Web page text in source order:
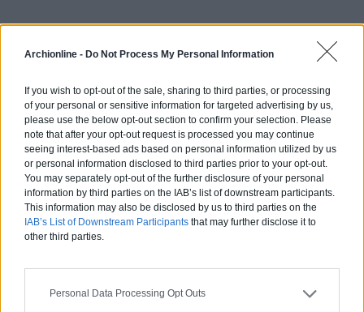
Archionline - Do Not Process My Personal Information
If you wish to opt-out of the sale, sharing to third parties, or processing
of your personal or sensitive information for targeted advertising by us,
please use the below opt-out section to confirm your selection. Please
note that after your opt-out request is processed you may continue
seeing interest-based ads based on personal information utilized by us
or personal information disclosed to third parties prior to your opt-out.
You may separately opt-out of the further disclosure of your personal
information by third parties on the IAB’s list of downstream participants.
This information may also be disclosed by us to third parties on the
IAB’s List of Downstream Participants that may further disclose it to
other third parties.
Personal Data Processing Opt Outs
un projet d’extension par Reiulf Ramstad
Estimez gratuitement
votre projet